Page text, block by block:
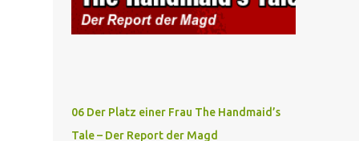
06 Der Platz einer Frau The Handmaid’s
Tale – Der Report der Magd